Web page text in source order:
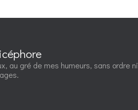
au gré de mes humeurs, sans ordre ni